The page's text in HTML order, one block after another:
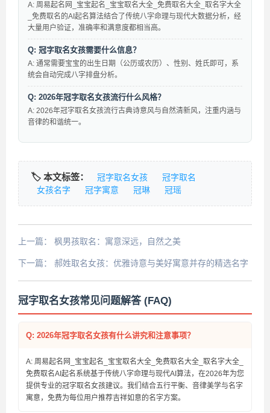
A: 周易起名网_宝宝起名_宝宝取名大全_免费取名大全_取名字大全
_免费取名的AI起名算法结合了传统八字命理与现代大数据分析，经
大量用户验证，准确率和满意度都相当高。
Q: 冠字取名女孩需要什么信息？
A: 通常需要宝宝的出生日期（公历或农历）、性别、姓氏即可，系
统会自动完成八字排盘分析。
Q: 2026年冠字取名女孩流行什么风格？
A: 2026年冠字取名女孩流行古典诗意风与自然清新风，注重内涵与
音律的和谐统一。
🏷️ 本文标签： 冠字取名女孩
冠字取名
女孩名字
冠字寓意 冠琳 冠瑶
上一篇： 枫男孩取名：寓意深远，自然之美
下一篇： 郝姓取名女孩：优雅诗意与美好寓意并存的精选名字
冠字取名女孩常见问题解答 (FAQ)
Q: 2026年冠字取名女孩有什么讲究和注意事项？
A: 周易起名网_宝宝起名_宝宝取名大全_免费取名大全_取名字大全_
免费取名AI起名系统基于传统八字命理与现代AI算法，在2026年为您
提供专业的冠字取名女孩建议。我们结合五行平衡、音律美学与名字
寓意，免费为每位用户推荐吉祥如意的名字方案。